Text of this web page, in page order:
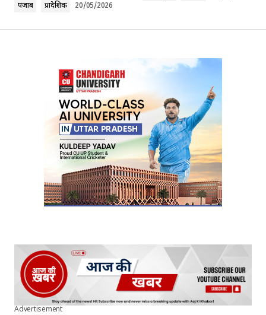
Your Name*
Your E-mail*
Submit Comment
पंजाब प्रादेशिक 20/05/2026
Advertisement